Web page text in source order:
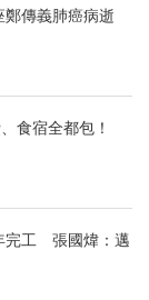
傳義肺癌病逝
食宿全都包！
完工 張國煒：邁